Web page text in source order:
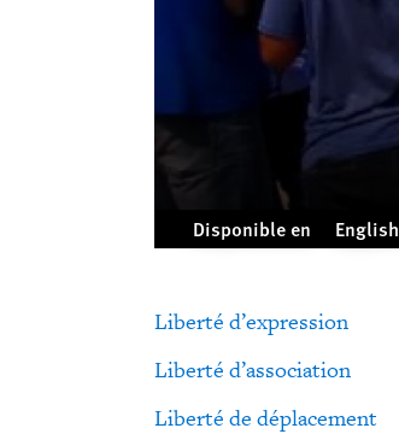
Disponible en English
Liberté d’expression
Liberté d’association
Liberté de déplacement